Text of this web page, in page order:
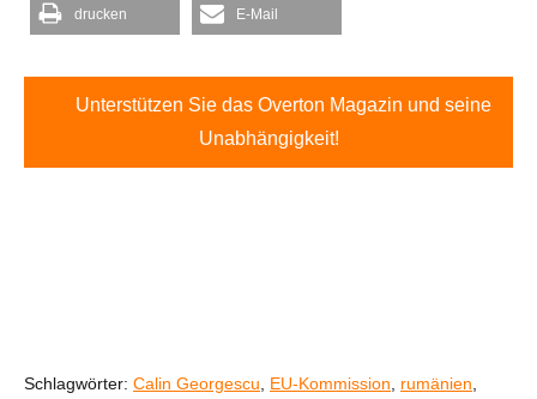
drucken E-Mail
Unterstützen Sie das Overton Magazin und seine
Unabhängigkeit!
Schlagwörter: Calin Georgescu EU-Kommission rumänien